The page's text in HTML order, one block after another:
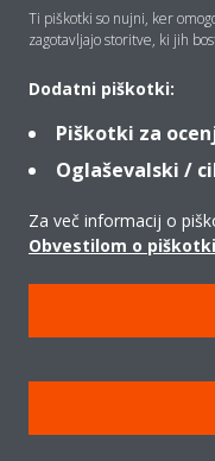
Rešitve
Kontakt
Izdelki
Pravno
Uredba o
Poslovna
Ti piškotki so nujni, ker
zagotavljajo storitve, ki jih
Dodatni piškotki:
Piškotki za
Oglaševalski /
Za več informacij o
Obvestilom o